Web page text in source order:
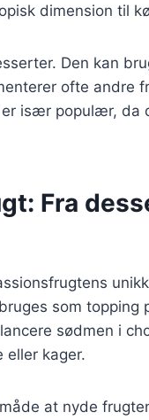
dimension til
Den kan
ofte andre
især populær, da
Fra
som topping
sødmen i
eller kager.
at nyde